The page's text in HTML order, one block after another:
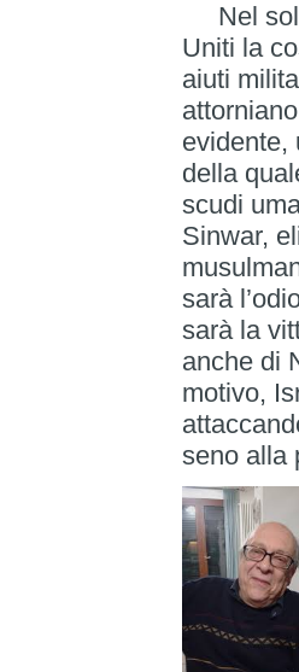
Nel
Uniti la
aiuti
evidente,
della
scudi
Sinwar,
sarà
sarà la
anche di
motivo,
seno alla